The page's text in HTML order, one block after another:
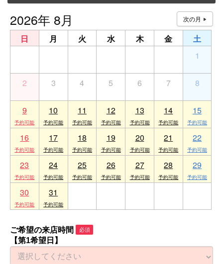
2026年 8月
日 月 火 水 木 金
土
1
2 3 4 5 6 7 8
9 10 11 12 13 14 15
16 17 18 19 20 21 22
23 24 25 26 27 28 29
30 31
ご希望の来店時間 必須
【第1希望日】